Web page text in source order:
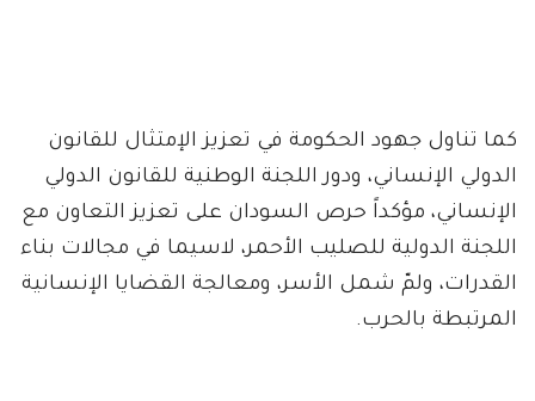
كما تناول جهود الحكومة في تعزيز الإمتثال للقانون
الدولي الإنساني، ودور اللجنة الوطنية للقانون الدولي
الإنساني، مؤكداً حرص السودان على تعزيز التعاون مع
اللجنة الدولية للصليب الأحمر، لاسيما في مجالات بناء
القدرات، ولمّ شمل الأسر، ومعالجة القضايا الإنسانية
المرتبطة بالحرب.